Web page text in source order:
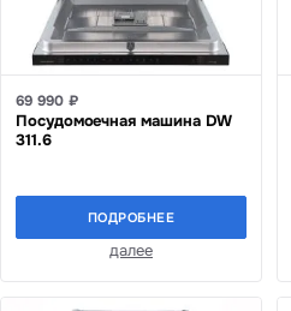
69 990 ₽
Посудомоечная машина DW
311.6
ПОДРОБНЕЕ
далее